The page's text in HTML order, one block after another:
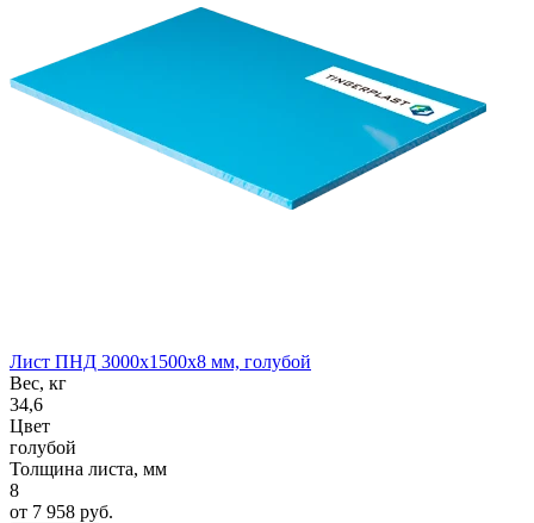
Лист ПНД 3000x1500x8 мм, голубой
Вес, кг
34,6
Цвет
голубой
Толщина листа, мм
8
от 7 958 руб.